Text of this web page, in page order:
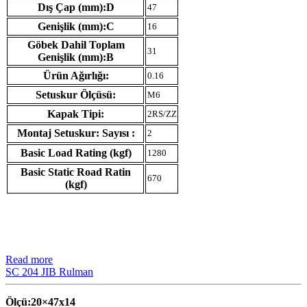
Dış Çap (mm):D 47
Genişlik (mm):C 16
Göbek Dahil Toplam
Genişlik (mm):B
31
Ürün Ağırlığı: 0.16
Setuskur Ölçüsü: M6
Kapak Tipi: 2RS/ZZ
Montaj Setuskur: Sayısı : 2
Basic Load Rating (kgf) 1280
Basic Static Road Ratin
(kgf)
670
Read more
SC 204 JIB Rulman
Ölçü:20×47x14